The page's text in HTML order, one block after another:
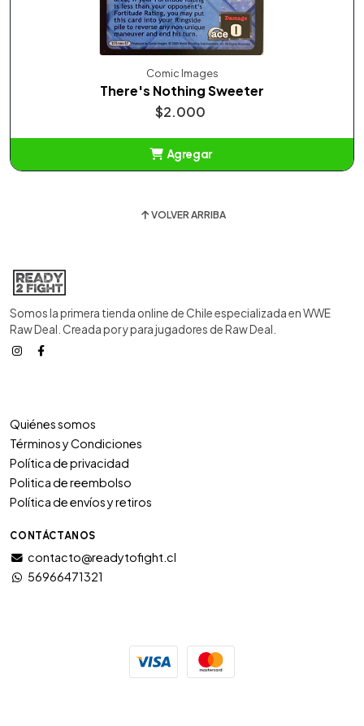
Comic Images
There's Nothing Sweeter
$2.000
Agregar
VOLVER ARRIBA
Somos la primera tienda online de Chile especializada en WWE
Raw Deal. Creada por y para jugadores de Raw Deal.
Quiénes somos
Términos y Condiciones
Política de privacidad
Politica de reembolso
Política de envíos y retiros
CONTÁCTANOS
contacto@readytofight.cl
56966471321